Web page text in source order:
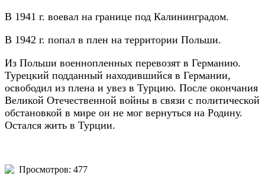
В 1941 г. воевал на границе под Калининградом.
В 1942 г. попал в плен на территории Польши.
Из Польши военнопленных перевозят в Германию.
Турецкий подданный находившийся в Германии,
освободил из плена и увез в Турцию. После окончания
Великой Отечественной войны в связи с политической
обстановкой в мире он не мог вернуться на Родину.
Остался жить в Турции.
Просмотров: 477